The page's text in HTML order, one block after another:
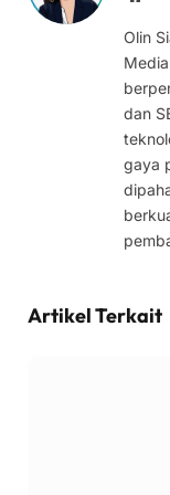
Olin
dan
gaya
Artikel Terkait